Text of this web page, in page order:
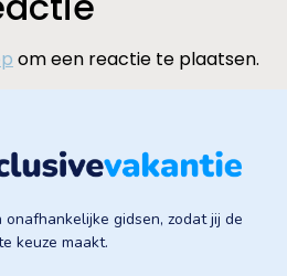
om een reactie te plaatsen.
gidsen, zodat jij de
keuze maakt.